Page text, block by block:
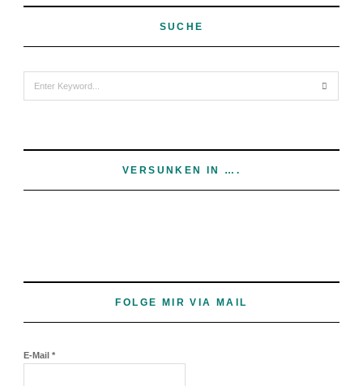
SUCHE
VERSUNKEN IN ….
FOLGE MIR VIA MAIL
E-Mail *